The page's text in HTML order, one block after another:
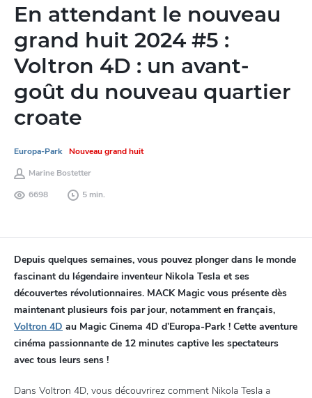
En attendant le nouveau
grand huit 2024 #5 :
Voltron 4D : un avant-
goût du nouveau quartier
croate
Europa-Park
Nouveau grand huit
Marine Bostetter
6698
5 min.
Depuis quelques semaines, vous pouvez plonger dans le monde
fascinant du légendaire inventeur Nikola Tesla et ses
découvertes révolutionnaires. MACK Magic vous présente dès
maintenant plusieurs fois par jour, notamment en français,
Voltron 4D au Magic Cinema 4D d’Europa-Park ! Cette aventure
cinéma passionnante de 12 minutes captive les spectateurs
avec tous leurs sens !
Dans Voltron 4D, vous découvrirez comment Nikola Tesla a